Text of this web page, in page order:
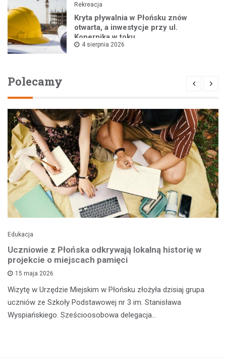
Rekreacja
Kryta pływalnia w Płońsku znów
otwarta, a inwestycje przy ul.
Kopernika w toku
4 sierpnia 2026
Polecamy
Edukacja
Uczniowie z Płońska odkrywają lokalną historię w
projekcie o miejscach pamięci
15 maja 2026
Wizytę w Urzędzie Miejskim w Płońsku złożyła dzisiaj grupa
uczniów ze Szkoły Podstawowej nr 3 im. Stanisława
Wyspiańskiego. Sześcioosobowa delegacja…